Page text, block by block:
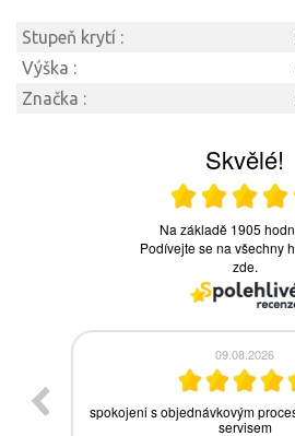
Stupeň krytí :
Výška :
Značka :